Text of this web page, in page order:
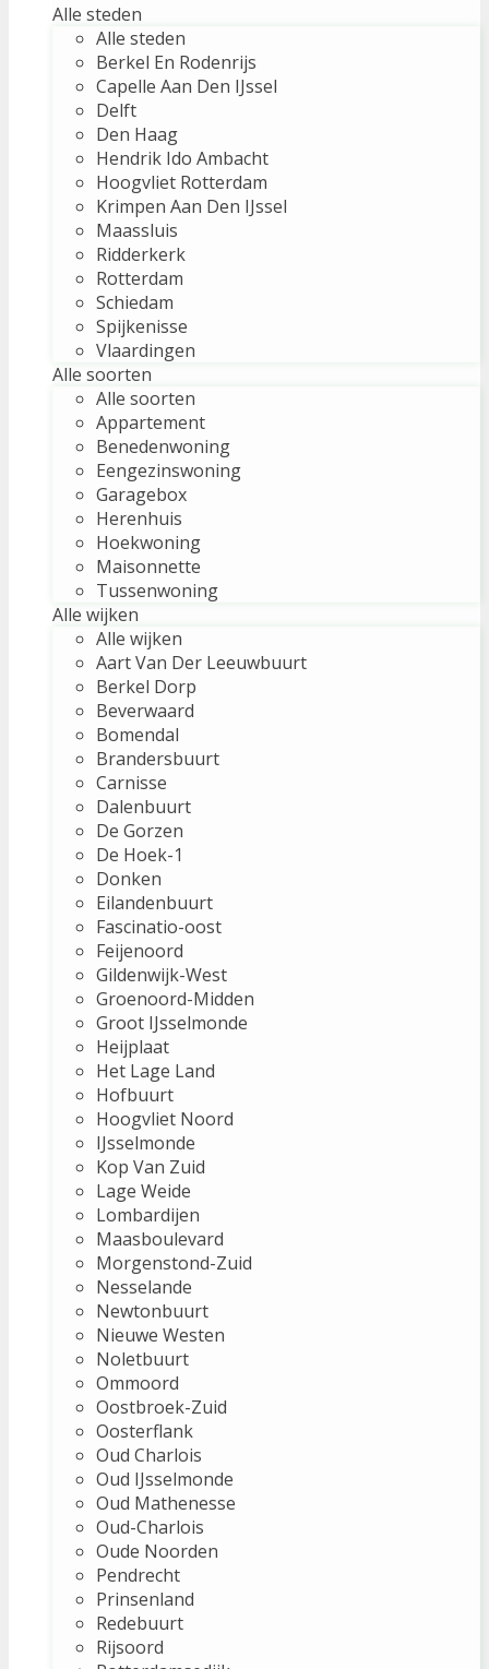
Alle steden
Alle steden
Berkel En Rodenrijs
Capelle Aan Den IJssel
Delft
Den Haag
Hendrik Ido Ambacht
Hoogvliet Rotterdam
Krimpen Aan Den IJssel
Maassluis
Ridderkerk
Rotterdam
Schiedam
Spijkenisse
Vlaardingen
Alle soorten
Alle soorten
Appartement
Benedenwoning
Eengezinswoning
Garagebox
Herenhuis
Hoekwoning
Maisonnette
Tussenwoning
Alle wijken
Alle wijken
Aart Van Der Leeuwbuurt
Berkel Dorp
Beverwaard
Bomendal
Brandersbuurt
Carnisse
Dalenbuurt
De Gorzen
De Hoek-1
Donken
Eilandenbuurt
Fascinatio-oost
Feijenoord
Gildenwijk-West
Groenoord-Midden
Groot IJsselmonde
Heijplaat
Het Lage Land
Hofbuurt
Hoogvliet Noord
IJsselmonde
Kop Van Zuid
Lage Weide
Lombardijen
Maasboulevard
Morgenstond-Zuid
Nesselande
Newtonbuurt
Nieuwe Westen
Noletbuurt
Ommoord
Oostbroek-Zuid
Oosterflank
Oud Charlois
Oud IJsselmonde
Oud Mathenesse
Oud-Charlois
Oude Noorden
Pendrecht
Prinsenland
Redebuurt
Rijsoord